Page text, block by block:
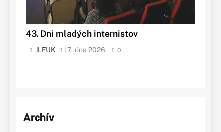
43. Dni mladých internistov
JLFUK 17. júna 2026 0
Archív